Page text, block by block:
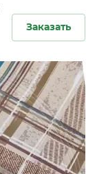
Заказать